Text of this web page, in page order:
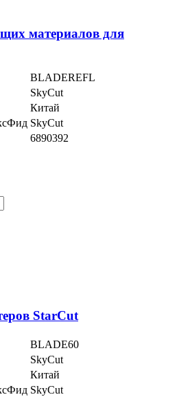
материалов для
BLADEREFL
SkyCut
Китай
SkyCut
6890392
StarCut
BLADE60
SkyCut
Китай
SkyCut